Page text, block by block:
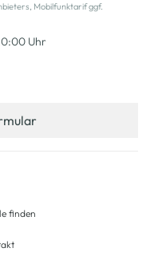
Mobilfunktarif ggf.
Uhr
finden